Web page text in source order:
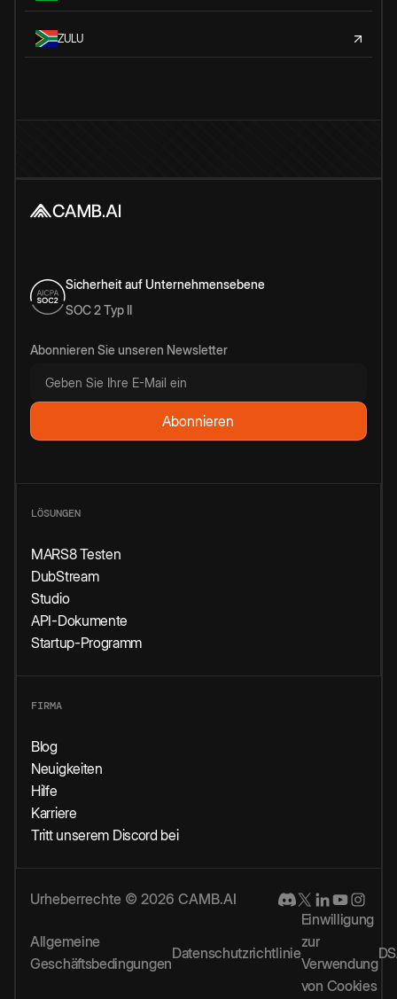
ZULU
Sicherheit auf Unternehmensebene
SOC 2 Typ II
Abonnieren Sie unseren Newsletter
LÖSUNGEN
MARS8 Testen
DubStream
Studio
API-Dokumente
Startup-Programm
FIRMA
Blog
Neuigkeiten
Hilfe
Karriere
Tritt unserem Discord bei
Urheberrechte © 2026 CAMB.AI
Allgemeine
Geschäftsbedingungen
Datenschutzrichtlinie
Einwilligung
zur
Verwendung
von Cookies